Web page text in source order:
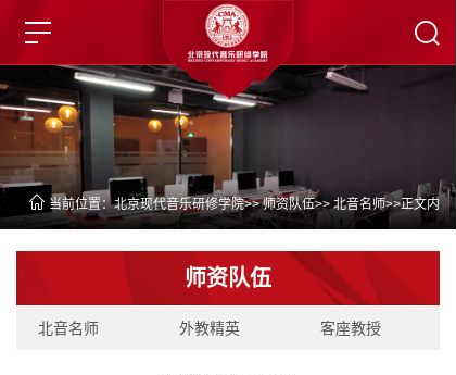
当前位置：北京现代音乐研修学院>>师资队伍>> 北音名师>>正文内
师资队伍
北音名师 外教精英 客座教授